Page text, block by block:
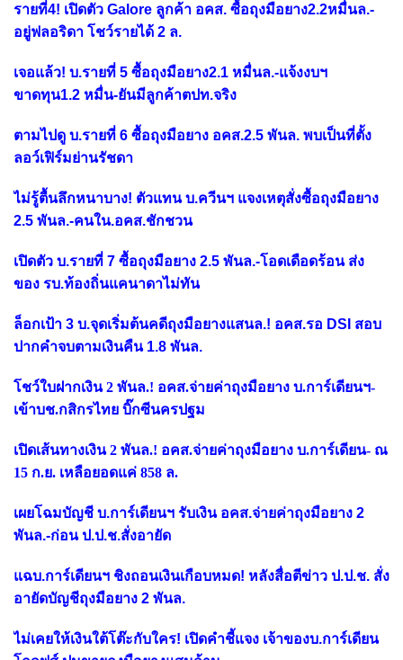
รายที่4! เปิดตัว Galore ลูกค้า อคส. ซื้อถุงมือยาง2.2หมื่นล.-
อยู่ฟลอริดา โชว์รายได้ 2 ล.
เจอแล้ว! บ.รายที่ 5 ซื้อถุงมือยาง2.1 หมื่นล.-แจ้งงบฯ
ขาดทุน1.2 หมื่น-ยันมีลูกค้าตปท.จริง
ตามไปดู บ.รายที่ 6 ซื้อถุงมือยาง อคส.2.5 พันล. พบเป็นที่ตั้ง
ลอว์เฟิร์มย่านรัชดา
ไม่รู้ตื้นลึกหนาบาง! ตัวแทน บ.ควีนฯ แจงเหตุสั่งซื้อถุงมือยาง
2.5 พันล.-คนใน.อคส.ชักชวน
เปิดตัว บ.รายที่ 7 ซื้อถุงมือยาง 2.5 พันล.-โอดเดือดร้อน ส่ง
ของ รบ.ท้องถิ่นแคนาดาไม่ทัน
ล็อกเป้า 3 บ.จุดเริ่มต้นคดีถุงมือยางแสนล.! อคส.รอ DSI สอบ
ปากคำจบตามเงินคืน 1.8 พันล.
โชว์ใบฝากเงิน 2 พันล.! อคส.จ่ายค่าถุงมือยาง บ.การ์เดียนฯ-
เข้าบช.กสิกรไทย บิ๊กซีนครปฐม
เปิดเส้นทางเงิน 2 พันล.! อคส.จ่ายค่าถุงมือยาง บ.การ์เดียน- ณ
15 ก.ย. เหลือยอดแค่ 858 ล.
เผยโฉมบัญชี บ.การ์เดียนฯ รับเงิน อคส.จ่ายค่าถุงมือยาง 2
พันล.-ก่อน ป.ป.ช.สั่งอายัด
แฉบ.การ์เดียนฯ ชิงถอนเงินเกือบหมด! หลังสื่อตีข่าว ป.ป.ช. สั่ง
อายัดบัญชีถุงมือยาง 2 พันล.
ไม่เคยให้เงินใต้โต๊ะกับใคร! เปิดคำชี้แจง เจ้าของบ.การ์เดียน